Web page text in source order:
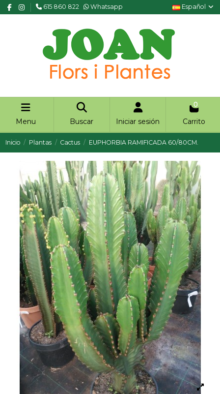
615 860 822 Whatsapp Español
Menu Buscar Iniciar sesión
0
Carrito
Inicio Plantas Cactus EUPHORBIA RAMIFICADA 60/80CM.